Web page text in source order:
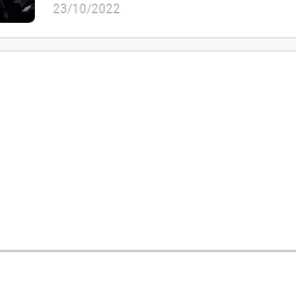
23/10/2022